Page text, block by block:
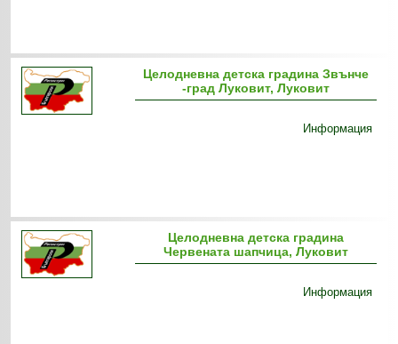
Целодневна детска градина Звънче
-град Луковит, Луковит
Информация
Целодневна детска градина
Червената шапчица, Луковит
Информация